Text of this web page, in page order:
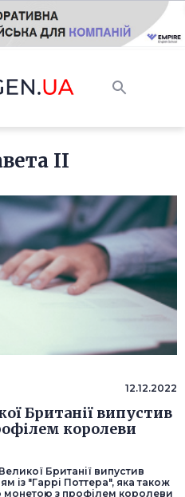
II
12.12.2022
Британії випустив
королеви
Британії випустив
із "Гаррі Поттера", яка також
монетою з профілем королеви